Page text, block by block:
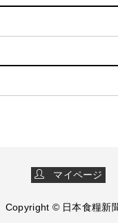
マイページ
Copyright © 日本食糧新